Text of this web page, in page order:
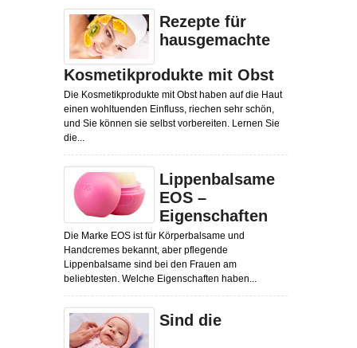
Rezepte für
hausgemachte
Kosmetikprodukte mit Obst
Die Kosmetikprodukte mit Obst haben auf die Haut
einen wohltuenden Einfluss, riechen sehr schön,
und Sie können sie selbst vorbereiten. Lernen Sie
die...
Lippenbalsame
EOS –
Eigenschaften
Die Marke EOS ist für Körperbalsame und
Handcremes bekannt, aber pflegende
Lippenbalsame sind bei den Frauen am
beliebtesten. Welche Eigenschaften haben...
Sind die